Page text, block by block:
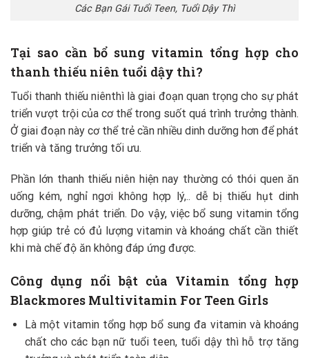
Các Bạn Gái Tuổi Teen, Tuổi Dậy Thì
Tại sao cần bổ sung vitamin tổng hợp cho
thanh thiếu niên tuổi dậy thì?
Tuổi thanh thiếu niênthì là giai đoạn quan trọng cho sự phát
triển vượt trội của cơ thể trong suốt quá trình trưởng thành.
Ở giai đoạn này cơ thể trẻ cần nhiều dinh dưỡng hơn để phát
triển và tăng trưởng tối ưu.
Phần lớn thanh thiếu niên hiện nay thường có thói quen ăn
uống kém, nghỉ ngơi không hợp lý,.. dễ bị thiếu hụt dinh
dưỡng, chậm phát triển. Do vậy, việc bổ sung vitamin tổng
hợp giúp trẻ có đủ lượng vitamin và khoáng chất cần thiết
khi mà chế độ ăn không đáp ứng được.
Công dụng nổi bật của Vitamin tổng hợp
Blackmores Multivitamin For Teen Girls
Là một vitamin tổng hợp bổ sung đa vitamin và khoáng
chất cho các bạn nữ tuổi teen, tuổi dậy thì hỗ trợ tăng